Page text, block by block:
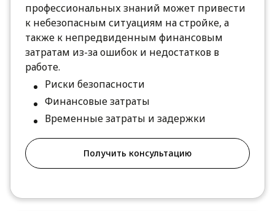
профессиональных знаний может привести
к небезопасным ситуациям на стройке, а
также к непредвиденным финансовым
затратам из-за ошибок и недостатков в
работе.
Риски безопасности
Финансовые затраты
Временные затраты и задержки
Получить консультацию